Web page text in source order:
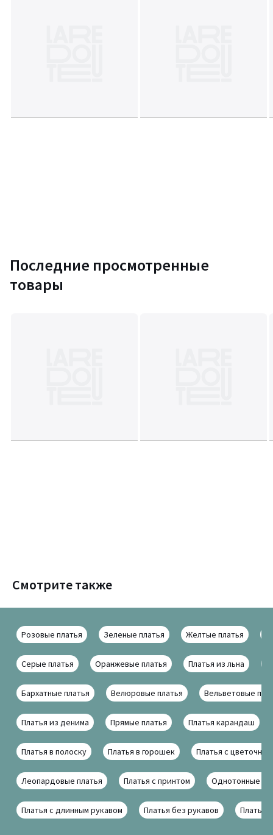
Последние просмотренные
товары
Смотрите также
Розовые платья Зеленые платья Желтые платья
Серые платья Оранжевые платья Платья из льна
Бархатные платья Велюровые платья Вельветовые
Платья из денима Прямые платья Платья карандаш
Платья в полоску Платья в горошек Платья с
Леопардовые платья Платья с принтом Однотонные
Платья с длинным рукавом Платья без рукавов Платья